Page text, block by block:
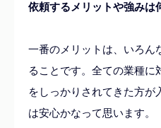
依頼するメリットや強みは
一番のメリットは、いろん
ることです。全ての業種に
をしっかりされてきた方が
は安心かなって思います。